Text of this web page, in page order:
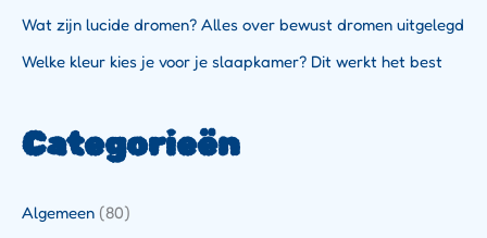
Wat zijn lucide dromen? Alles over bewust dromen uitgelegd
Welke kleur kies je voor je slaapkamer? Dit werkt het best
Categorieën
Algemeen (80)